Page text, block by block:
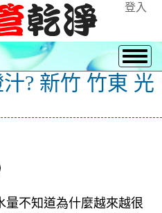
登入
? 新竹 竹東 光
量不知道為什麼越來越很